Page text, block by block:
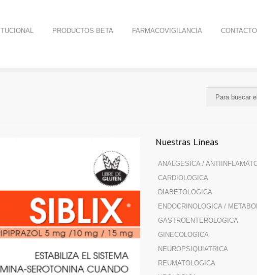
PRODUCTOS BETA FARMACOVIGILANCIA CONTACTO
Nuestras Líneas
ANALGESICA /
CARDIOLOGICA
DIABETOLOGICA
ENDOCRINOLOGICA /
GASTROENTEROLOGICA
GINECOLOGICA
NEUROPSIQUIATRICA
REUMATOLOGICA